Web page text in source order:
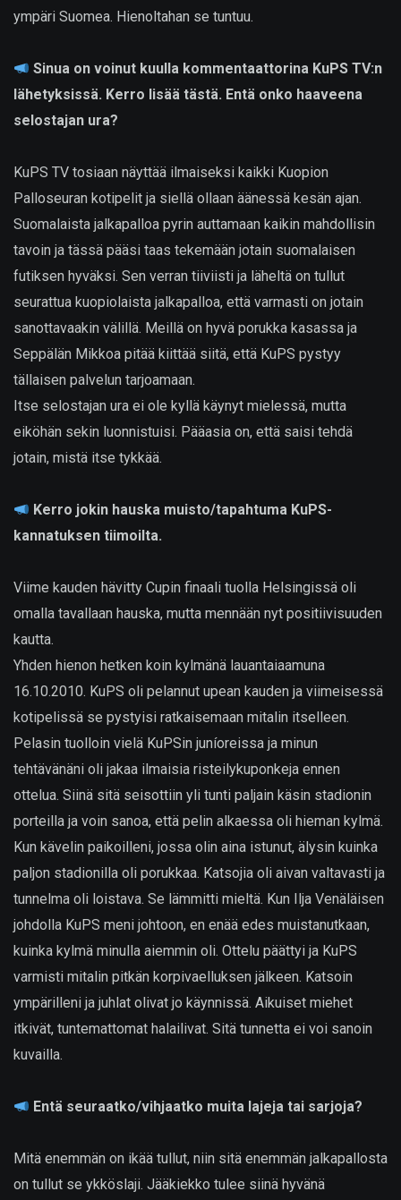
ympäri Suomea. Hienoltahan se tuntuu.
Sinua on voinut kuulla kommentaattorina KuPS TV:n
lähetyksissä. Kerro lisää tästä. Entä onko haaveena
selostajan ura?
KuPS TV tosiaan näyttää ilmaiseksi kaikki Kuopion
Palloseuran kotipelit ja siellä ollaan äänessä kesän ajan.
Suomalaista jalkapalloa pyrin auttamaan kaikin mahdollisin
tavoin ja tässä pääsi taas tekemään jotain suomalaisen
futiksen hyväksi. Sen verran tiiviisti ja läheltä on tullut
seurattua kuopiolaista jalkapalloa, että varmasti on jotain
sanottavaakin välillä. Meillä on hyvä porukka kasassa ja
Seppälän Mikkoa pitää kiittää siitä, että KuPS pystyy
tällaisen palvelun tarjoamaan.
Itse selostajan ura ei ole kyllä käynyt mielessä, mutta
eiköhän sekin luonnistuisi. Pääasia on, että saisi tehdä
jotain, mistä itse tykkää.
Kerro jokin hauska muisto/tapahtuma KuPS-
kannatuksen tiimoilta.
Viime kauden hävitty Cupin finaali tuolla Helsingissä oli
omalla tavallaan hauska, mutta mennään nyt positiivisuuden
kautta.
Yhden hienon hetken koin kylmänä lauantaiaamuna
16.10.2010. KuPS oli pelannut upean kauden ja viimeisessä
kotipelissä se pystyisi ratkaisemaan mitalin itselleen.
Pelasin tuolloin vielä KuPSin juníoreissa ja minun
tehtävänäni oli jakaa ilmaisia risteilykuponkeja ennen
ottelua. Siinä sitä seisottiin yli tunti paljain käsin stadionin
porteilla ja voin sanoa, että pelin alkaessa oli hieman kylmä.
Kun kävelin paikoilleni, jossa olin aina istunut, älysin kuinka
paljon stadionilla oli porukkaa. Katsojia oli aivan valtavasti ja
tunnelma oli loistava. Se lämmitti mieltä. Kun Ilja Venäläisen
johdolla KuPS meni johtoon, en enää edes muistanutkaan,
kuinka kylmä minulla aiemmin oli. Ottelu päättyi ja KuPS
varmisti mitalin pitkän korpivaelluksen jälkeen. Katsoin
ympärilleni ja juhlat olivat jo käynnissä. Aikuiset miehet
itkivät, tuntemattomat halailivat. Sitä tunnetta ei voi sanoin
kuvailla.
Entä seuraatko/vihjaatko muita lajeja tai sarjoja?
Mitä enemmän on ikää tullut, niin sitä enemmän jalkapallosta
on tullut se ykköslaji. Jääkiekko tulee siinä hyvänä